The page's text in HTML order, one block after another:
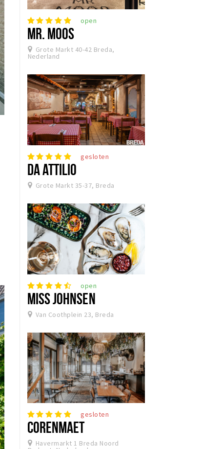
open
MR. MOOS
Grote Markt 40-42 Breda,
Nederland
gesloten
DA ATTILIO
Grote Markt 35-37, Breda
open
MISS JOHNSEN
Van Coothplein 23, Breda
gesloten
CORENMAET
Havermarkt 1 Breda Noord